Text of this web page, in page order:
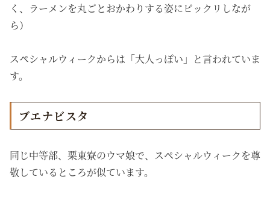
く、ラーメンを丸ごとおかわりする姿にビックリしなが
ら）
スペシャルウィークからは「大人っぽい」と言われていま
す。
ブエナビスタ
同じ中等部、栗東寮のウマ娘で、スペシャルウィークを尊
敬しているところが似ています。